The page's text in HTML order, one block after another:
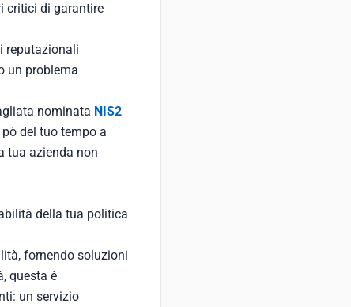
critici di garantire
reputazionali
un problema
nominata NIS2
del tuo tempo a
tua azienda non
della tua politica
fornendo soluzioni
questa è
un servizio